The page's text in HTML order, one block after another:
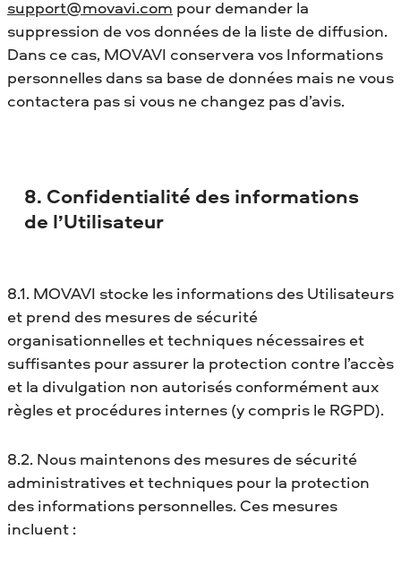
support@movavi.com pour demander la
suppression de vos données de la liste de diffusion.
Dans ce cas, MOVAVI conservera vos Informations
personnelles dans sa base de données mais ne vous
contactera pas si vous ne changez pas d’avis.
8. Confidentialité des informations
de l’Utilisateur
8.1. MOVAVI stocke les informations des Utilisateurs
et prend des mesures de sécurité
organisationnelles et techniques nécessaires et
suffisantes pour assurer la protection contre l’accès
et la divulgation non autorisés conformément aux
règles et procédures internes (y compris le RGPD).
8.2. Nous maintenons des mesures de sécurité
administratives et techniques pour la protection
des informations personnelles. Ces mesures
incluent :